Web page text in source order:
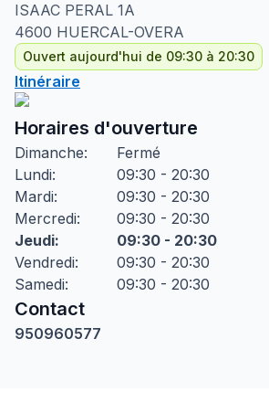
ISAAC PERAL 1A
4600 HUERCAL-OVERA
Ouvert aujourd'hui de 09:30 à 20:30
Itinéraire
Horaires d'ouverture
Dimanche:
Fermé
Lundi:
09:30 - 20:30
Mardi:
09:30 - 20:30
Mercredi:
09:30 - 20:30
Jeudi:
09:30 - 20:30
Vendredi:
09:30 - 20:30
Samedi: 09:30 - 20:30
Contact
950960577